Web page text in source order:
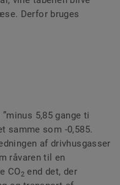
Derfor bruges
5,85 gange ti
samme som -0,585.
af drivhusgasser
råvaren til en
CO2 end det, der